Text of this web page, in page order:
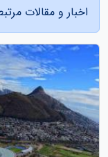
اخبار و مقالات